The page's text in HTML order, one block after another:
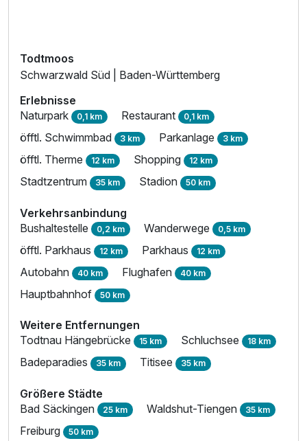
p.P. ab
Todtmoos
Schwarzwald Süd | Baden-Württemberg
Erlebnisse
Naturpark 0,1 km Restaurant 0,1 km
öfftl. Schwimmbad 3 km Parkanlage 3 km
öfftl. Therme 12 km Shopping 12 km
Stadtzentrum 35 km Stadion 50 km
Verkehrsanbindung
Bushaltestelle 0,2 km Wanderwege 0,5 km
öfftl. Parkhaus 12 km Parkhaus 12 km
Autobahn 40 km Flughafen 40 km
Hauptbahnhof 50 km
Weitere Entfernungen
Todtnau Hängebrücke 15 km Schluchsee 18 km
Badeparadies 35 km Titisee 35 km
Größere Städte
Bad Säckingen 25 km Waldshut-Tiengen 35 km
Freiburg 50 km